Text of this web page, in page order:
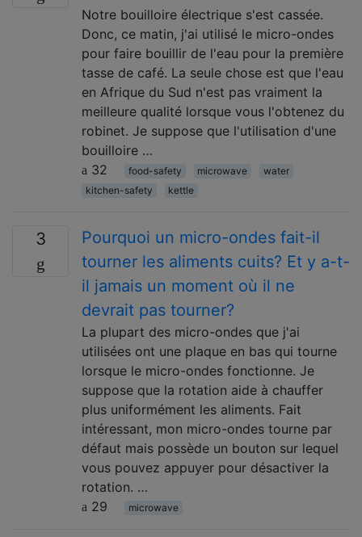
Notre bouilloire électrique s'est cassée.
Donc, ce matin, j'ai utilisé le micro-ondes
pour faire bouillir de l'eau pour la première
tasse de café. La seule chose est que l'eau
en Afrique du Sud n'est pas vraiment la
meilleure qualité lorsque vous l'obtenez du
robinet. Je suppose que l'utilisation d'une
bouilloire …
32
food-safety microwave
water
kitchen-safety
kettle
3
Pourquoi un micro-ondes fait-il
tourner les aliments cuits? Et y a-t-
il jamais un moment où il ne
devrait pas tourner?
La plupart des micro-ondes que j'ai
utilisées ont une plaque en bas qui tourne
lorsque le micro-ondes fonctionne. Je
suppose que la rotation aide à chauffer
plus uniformément les aliments. Fait
intéressant, mon micro-ondes tourne par
défaut mais possède un bouton sur lequel
vous pouvez appuyer pour désactiver la
rotation. …
29
microwave